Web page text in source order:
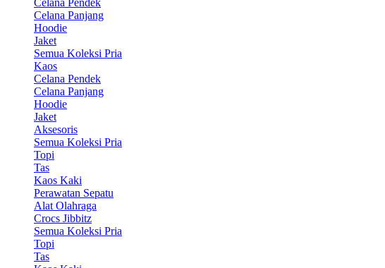
Celana Pendek
Celana Panjang
Hoodie
Jaket
Semua Koleksi Pria
Kaos
Celana Pendek
Celana Panjang
Hoodie
Jaket
Aksesoris
Semua Koleksi Pria
Topi
Tas
Kaos Kaki
Perawatan Sepatu
Alat Olahraga
Crocs Jibbitz
Semua Koleksi Pria
Topi
Tas